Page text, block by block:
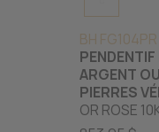
BH FG104PR
PENDENTIF
ARGENT
PIERRES
OR ROSE